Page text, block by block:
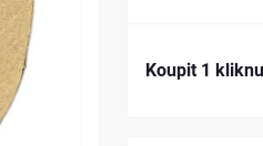
Koupit 1